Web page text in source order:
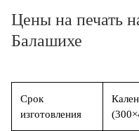
Цены на печать
Балашихе
Срок
изготовления